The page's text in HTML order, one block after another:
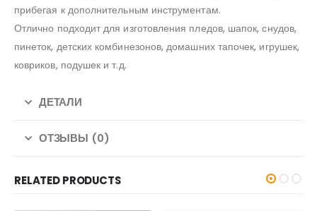
прибегая к дополнительным инструментам.
Отлично подходит для изготовления пледов, шапок, снудов,
пинеток, детских комбинезонов, домашних тапочек, игрушек,
ковриков, подушек и т.д.
ДЕТАЛИ
ОТЗЫВЫ (0)
RELATED PRODUCTS